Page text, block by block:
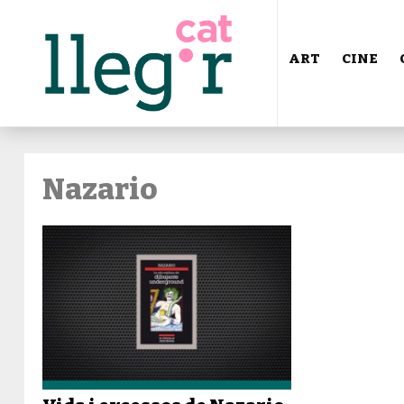
ART CINE
Nazario